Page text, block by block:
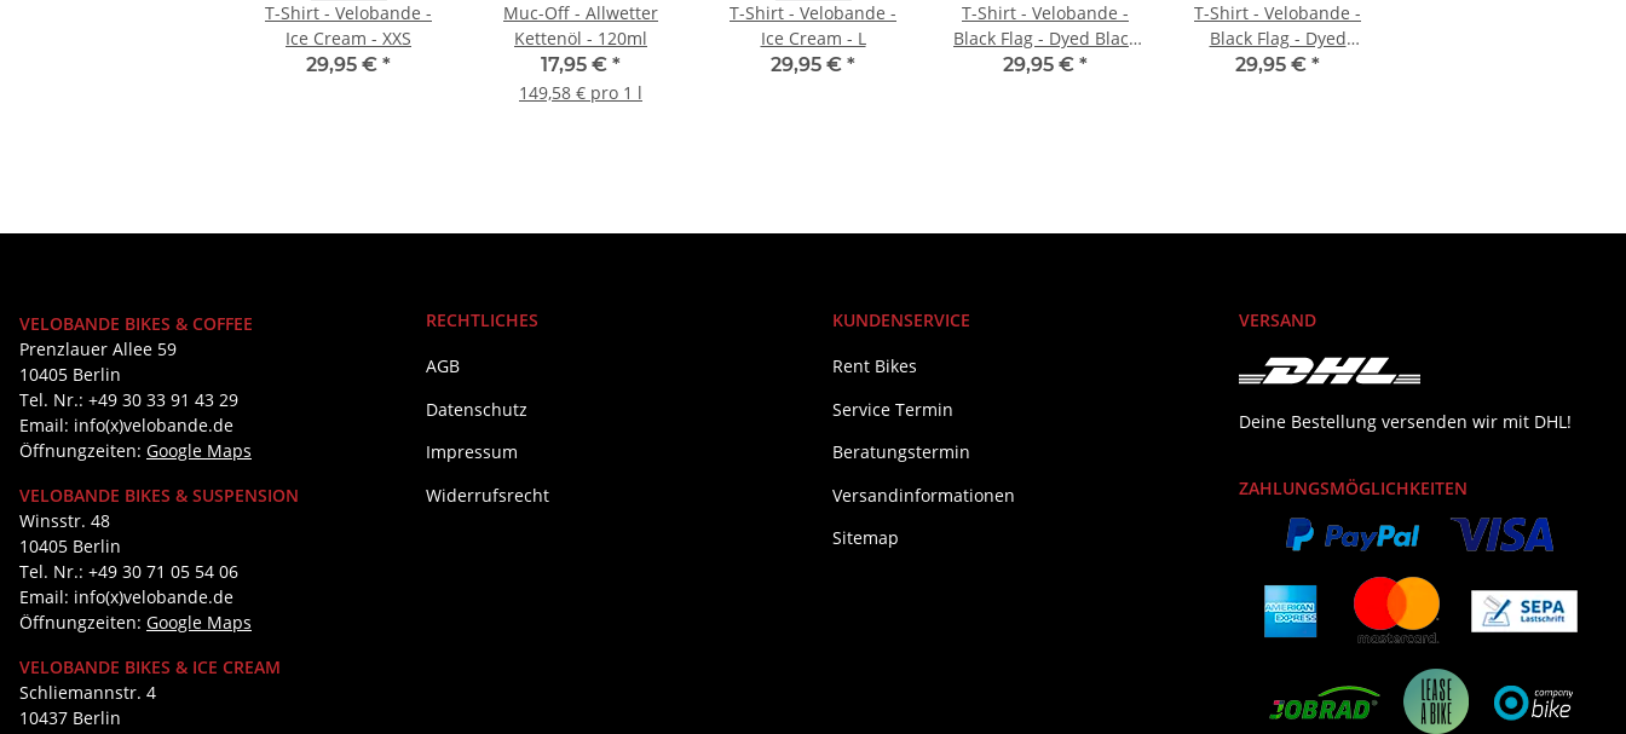
T-Shirt - Velobande -
Ice Cream - XXS
29,95 € *
Muc-Off - Allwetter
Kettenöl - 120ml
17,95 € *
149,58 € pro 1 l
T-Shirt - Velobande -
Ice Cream - L
29,95 € *
T-Shirt - Velobande -
Black Flag - Dyed Black
Rock - XL
29,95 € *
T-Shirt - Velobande -
Black Flag - Dyed
Bubble Pink - XL
29,95 € *
VELOBANDE BIKES & COFFEE
Prenzlauer Allee 59
10405 Berlin
Tel. Nr.: +49 30 33 91 43 29
Email: info(x)velobande.de
Öffnungzeiten: Google Maps
VELOBANDE BIKES & SUSPENSION
Winsstr. 48
10405 Berlin
Tel. Nr.: +49 30 71 05 54 06
Email: info(x)velobande.de
Öffnungzeiten: Google Maps
VELOBANDE BIKES & ICE CREAM
Schliemannstr. 4
10437 Berlin
RECHTLICHES
AGB
Datenschutz
Impressum
Widerrufsrecht
KUNDENSERVICE
Rent Bikes
Service Termin
Beratungstermin
Versandinformationen
Sitemap
VERSAND
Deine Bestellung versenden wir mit DHL!
ZAHLUNGSMÖGLICHKEITEN